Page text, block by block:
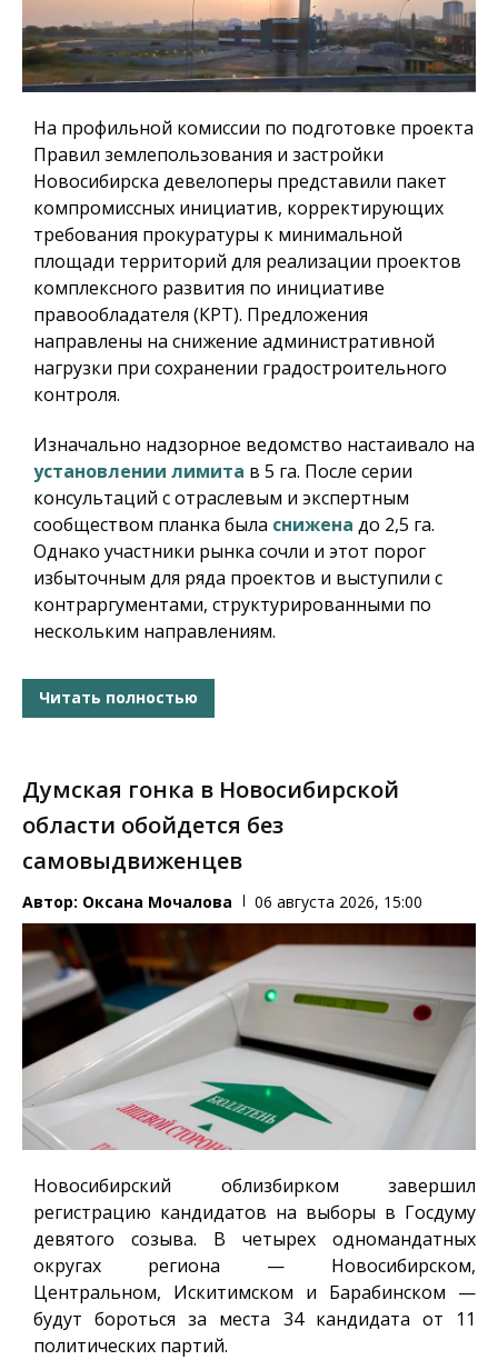
На профильной комиссии по подготовке проекта
Правил землепользования и застройки
Новосибирска девелоперы представили пакет
компромиссных инициатив, корректирующих
требования прокуратуры к минимальной
площади территорий для реализации проектов
комплексного развития по инициативе
правообладателя (КРТ). Предложения
направлены на снижение административной
нагрузки при сохранении градостроительного
контроля.
Изначально надзорное ведомство настаивало на
установлении лимита в 5 га. После серии
консультаций с отраслевым и экспертным
сообществом планка была снижена до 2,5 га.
Однако участники рынка сочли и этот порог
избыточным для ряда проектов и выступили с
контраргументами, структурированными по
нескольким направлениям.
Читать полностью
Думская гонка в Новосибирской
области обойдется без
самовыдвиженцев
Автор: Оксана Мочалова 06 августа 2026, 15:00
Новосибирский облизбирком завершил
регистрацию кандидатов на выборы в Госдуму
девятого созыва. В четырех одномандатных
округах региона — Новосибирском,
Центральном, Искитимском и Барабинском —
будут бороться за места 34 кандидата от 11
политических партий.